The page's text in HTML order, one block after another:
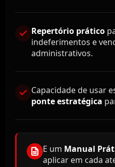
Repertório prático
indeferimentos e
administrativos.
Capacidade de usar
ponte estratégica
E um Manual
aplicar em cada